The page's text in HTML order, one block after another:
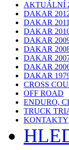
AKTUÁLNÍ
DAKAR
DAKAR 2011
DAKAR
DAKAR
DAKAR
DAKAR
DAKAR
DAKAR
CROSS
OFF ROAD
ENDURO,
TRUCK
KONTAKTY